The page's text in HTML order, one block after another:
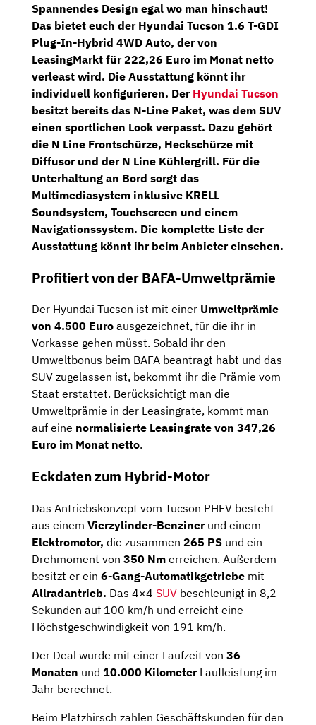
Spannendes Design egal wo man hinschaut!
Das bietet euch der Hyundai Tucson 1.6 T-GDI
Plug-In-Hybrid 4WD Auto, der von
LeasingMarkt für222,26 Euro im Monat netto
verleast wird. Die Ausstattung könnt ihr
individuell konfigurieren. Der Hyundai Tucson
besitzt bereits das N-Line Paket, was dem SUV
einen sportlichen Look verpasst. Dazu gehört
die N Line Frontschürze, Heckschürze mit
Diffusorund der N Line Kühlergrill. Für die
Unterhaltung an Bord sorgt das
Multimediasystem inklusive KRELL
Soundsystem, Touchscreen und einem
Navigationssystem. Die komplette Liste der
Ausstattung könnt ihr beim Anbieter einsehen.
Profitiert von der BAFA-Umweltprämie
Der Hyundai Tucson ist mit einer Umweltprämie
von 4.500 Euro ausgezeichnet, für die ihr in
Vorkasse gehen müsst. Sobald ihr den
Umweltbonus beim BAFA beantragt habt und das
SUV zugelassen ist, bekommt ihr die Prämie vom
Staat erstattet. Berücksichtigt man die
Umweltprämie in der Leasingrate, kommt man
auf eine normalisierte Leasingrate von 347,26
Euro im Monat netto.
Eckdaten zum Hybrid-Motor
Das Antriebskonzept vom Tucson PHEV besteht
aus einem Vierzylinder-Benzinerund einem
Elektromotor, die zusammen 265 PS und ein
Drehmoment von 350 Nm erreichen. Außerdem
besitzt er ein 6-Gang-Automatikgetriebe mit
Allradantrieb. Das 4×4 SUV beschleunigt in 8,2
Sekunden auf 100 km/h und erreicht eine
Höchstgeschwindigkeit von 191 km/h.
Der Deal wurde mit einer Laufzeit von 36
Monaten und 10.000 KilometerLaufleistung im
Jahr berechnet.
Beim Platzhirsch zahlen Geschäftskunden für den